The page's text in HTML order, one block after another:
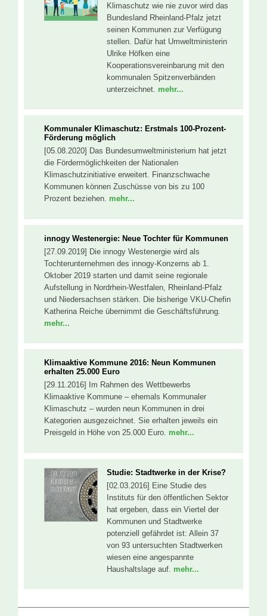
Klimaschutz wie nie zuvor wird das
Bundesland Rheinland-Pfalz jetzt
seinen Kommunen zur Verfügung
stellen. Dafür hat Umweltministerin
Ulrike Höfken eine
Kooperationsvereinbarung mit den
kommunalen Spitzenverbänden
unterzeichnet. mehr...
Kommunaler Klimaschutz: Erstmals 100-Prozent-
Förderung möglich
[05.08.2020] Das Bundesumweltministerium hat jetzt
die Fördermöglichkeiten der Nationalen
Klimaschutzinitiative erweitert. Finanzschwache
Kommunen können Zuschüsse von bis zu 100
Prozent beziehen. mehr...
innogy Westenergie: Neue Tochter für Kommunen
[27.09.2019] Die innogy Westenergie wird als
Tochterunternehmen des innogy-Konzerns ab 1.
Oktober 2019 starten und damit seine regionale
Aufstellung in Nordrhein-Westfalen, Rheinland-Pfalz
und Niedersachsen stärken. Die bisherige VKU-Chefin
Katherina Reiche übernimmt die Geschäftsführung.
mehr...
Klimaaktive Kommune 2016: Neun Kommunen
erhalten 25.000 Euro
[29.11.2016] Im Rahmen des Wettbewerbs
Klimaaktive Kommune – ehemals Kommunaler
Klimaschutz – wurden neun Kommunen in drei
Kategorien ausgezeichnet. Sie erhalten jeweils ein
Preisgeld in Höhe von 25.000 Euro. mehr...
Studie: Stadtwerke in der Krise?
[02.03.2016] Eine Studie des
Instituts für den öffentlichen Sektor
hat ergeben, dass ein Viertel der
Kommunen und Stadtwerke
potenziell gefährdet ist: Allein 37
von 93 untersuchten Stadtwerken
wiesen eine angespannte
Haushaltslage auf. mehr...